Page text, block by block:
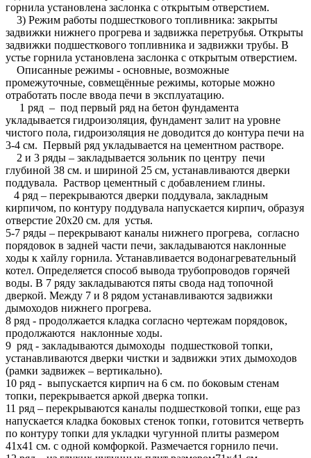
горнила установлена заслонка с открытым отверстием.
3) Режим работы подшесткового топливника: закрыты
задвижки нижнего прогрева и задвижка перетрубья. Открыты
задвижки подшесткового топливника и задвижки трубы. В
устье горнила установлена заслонка с открытым отверстием.
Описанные режимы - основные, возможные
промежуточные, совмещённые режимы, которые можно
отработать после ввода печи в эксплуатацию.
1 ряд – под первый ряд на бетон фундамента
укладывается гидроизоляция, фундамент залит на уровне
чистого пола, гидроизоляция не доводится до контура печи на
3-4 см. Первый ряд укладывается на цементном растворе.
2 и 3 ряды – закладывается зольник по центру печи
глубиной 38 см. и шириной 25 см, устанавливаются дверки
поддувала. Раствор цементный с добавлением глины.
4 ряд – перекрываются дверки поддувала, закладным
кирпичом, по контуру поддувала напускается кирпич, образуя
отверстие 20х20 см. для устья.
5-7 ряды – перекрывают каналы нижнего прогрева, согласно
порядовок в задней части печи, закладываются наклонные
ходы к хайлу горнила. Устанавливается водонагревательный
котел. Определяется способ вывода трубопроводов горячей
воды. В 7 ряду закладываются пяты свода над топочной
дверкой. Между 7 и 8 рядом устанавливаются задвижки
дымоходов нижнего прогрева.
8 ряд - продолжается кладка согласно чертежам порядовок,
продолжаются наклонные ходы.
9 ряд - закладываются дымоходы подшестковой топки,
устанавливаются дверки чистки и задвижки этих дымоходов
(рамки задвижек – вертикально).
10 ряд - выпускается кирпич на 6 см. по боковым стенам
топки, перекрывается аркой дверка топки.
11 ряд – перекрываются каналы подшестковой топки, еще раз
напускается кладка боковых стенок топки, готовится четверть
по контуру топки для укладки чугунной плиты размером
41х41 см. с одной комфоркой. Размечается горнило печи.